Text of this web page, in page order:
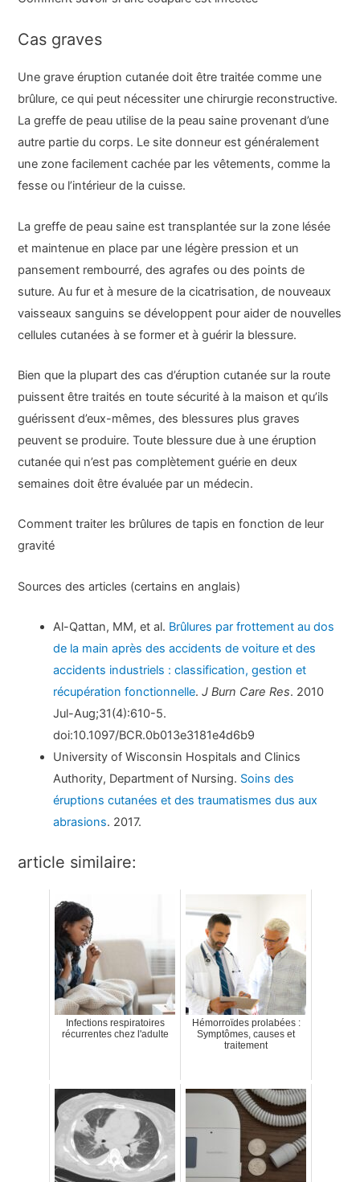
Cas graves
Une grave éruption cutanée doit être traitée comme une
brûlure, ce qui peut nécessiter une chirurgie reconstructive.
La greffe de peau utilise de la peau saine provenant d’une
autre partie du corps. Le site donneur est généralement
une zone facilement cachée par les vêtements, comme la
fesse ou l’intérieur de la cuisse.
La greffe de peau saine est transplantée sur la zone lésée
et maintenue en place par une légère pression et un
pansement rembourré, des agrafes ou des points de
suture. Au fur et à mesure de la cicatrisation, de nouveaux
vaisseaux sanguins se développent pour aider de nouvelles
cellules cutanées à se former et à guérir la blessure.
Bien que la plupart des cas d’éruption cutanée sur la route
puissent être traités en toute sécurité à la maison et qu’ils
guérissent d’eux-mêmes, des blessures plus graves
peuvent se produire. Toute blessure due à une éruption
cutanée qui n’est pas complètement guérie en deux
semaines doit être évaluée par un médecin.
Comment traiter les brûlures de tapis en fonction de leur
gravité
Sources des articles (certains en anglais)
Al-Qattan, MM, et al. Brûlures par frottement au dos
de la main après des accidents de voiture et des
accidents industriels : classification, gestion et
récupération fonctionnelle.J Burn Care Res. 2010
Jul-Aug;31(4):610-5.
doi:10.1097/BCR.0b013e3181e4d6b9
University of Wisconsin Hospitals and Clinics
Authority, Department of Nursing. Soins des
éruptions cutanées et des traumatismes dus aux
abrasions. 2017.
article similaire:
Infections respiratoires
récurrentes chez l'adulte
Hémorroïdes prolabées :
Symptômes, causes et
traitement